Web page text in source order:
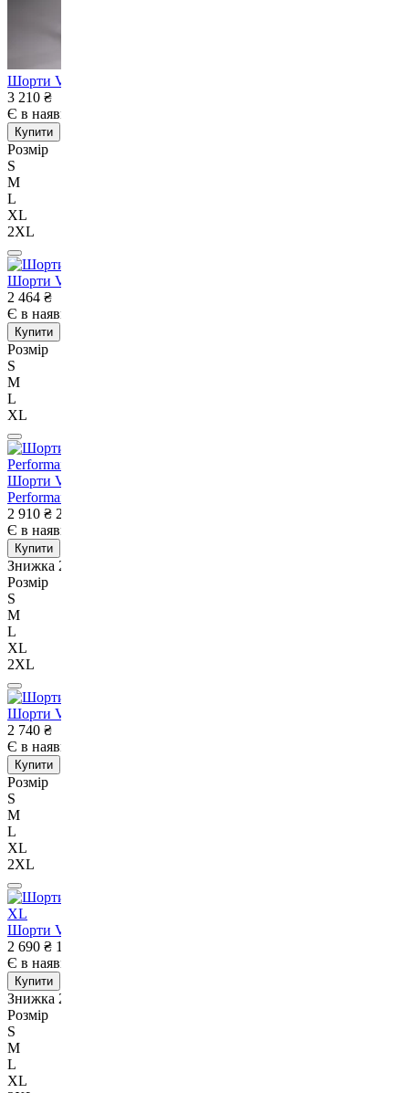
Шорти Venum Midnight Fury Training Shorts Black/Grey/Silver-S
3 210 ₴
Є в наявності
Купити
Розмір
S
M
L
XL
2XL
Шорти Venum Silent Power Cotton Short Black-M
2 464 ₴
Є в наявності
Купити
Розмір
S
M
L
XL
Шорти Venum UFC Fusion Authentic Fight Week Men's
Performance Short Earthen Brown-S
2 910 ₴ 2 320
Є в наявності
Купити
Знижка 20%
Розмір
S
M
L
XL
2XL
Шорти Venum G-Fit Air Training Short Foggy Blue-M
2 740 ₴
Є в наявності
Купити
Розмір
S
M
L
XL
2XL
Шорти Venum Tempest Men's Training Shorts Navy Blue/Blue-XL
2 690 ₴ 1 990
Є в наявності
Купити
Знижка 26%
Розмір
S
M
L
XL